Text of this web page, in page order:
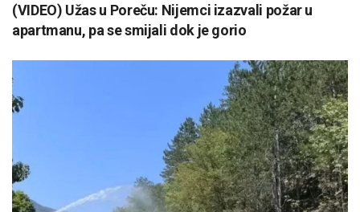
(VIDEO) Užas u Poreču: Nijemci izazvali požar u
apartmanu, pa se smijali dok je gorio